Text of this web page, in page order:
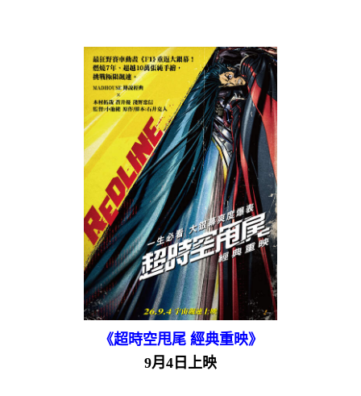
《超時空甩尾 經典重映》
9月4日上映